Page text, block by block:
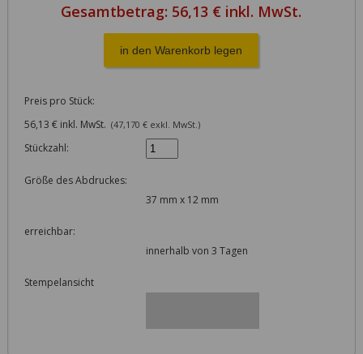
Gesamtbetrag: 56,13 € inkl. MwSt.
Preis pro Stück:
56,13 € inkl. MwSt. (47,170 € exkl. MwSt.)
Stückzahl:
Größe des Abdruckes:
37 mm x 12 mm
erreichbar:
innerhalb von 3 Tagen
Stempelansicht